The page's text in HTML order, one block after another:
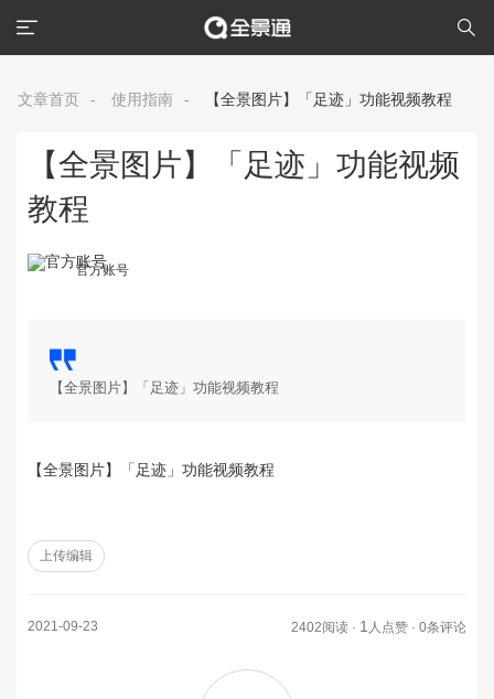
文章首页 - 使用指南 - 【全景图片】「足迹」功能视频教程
【全景图片】「足迹」功能视频
教程
官方账号
【全景图片】「足迹」功能视频教程
【全景图片】「足迹」功能视频教程
上传编辑
2021-09-23 2402阅读 · 1 人点赞 · 0条评论